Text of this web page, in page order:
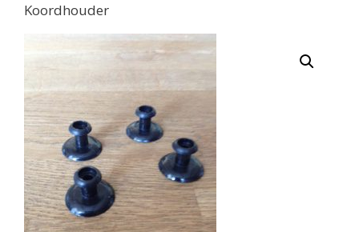
Koordhouder